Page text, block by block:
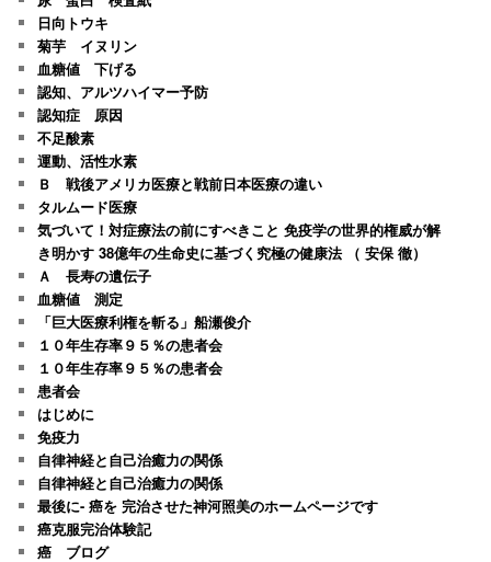
日向トウキ
菊芋 イヌリン
血糖値 下げる
認知、アルツハイマー予防
認知症 原因
不足酸素
運動、活性水素
Ｂ 戦後アメリカ医療と戦前日本医療の違い
タルムード医療
気づいて！対症療法の前にすべきこと 免疫学の世界的権威が解
き明かす 38億年の生命史に基づく究極の健康法 （ 安保 徹）
Ａ 長寿の遺伝子
血糖値 測定
「巨大医療利権を斬る」船瀬俊介
１０年生存率９５％の患者会
１０年生存率９５％の患者会
患者会
はじめに
免疫力
自律神経と自己治癒力の関係
自律神経と自己治癒力の関係
最後に- 癌を 完治させた神河照美のホームページです
癌克服完治体験記
癌 ブログ